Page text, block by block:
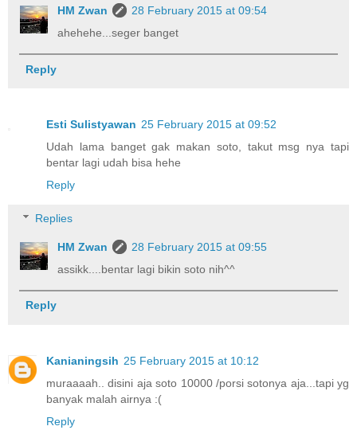
HM Zwan
28 February 2015 at 09:54
ahehehe...seger banget
Reply
Esti Sulistyawan 25 February 2015 at 09:52
Udah lama banget gak makan soto, takut msg nya tapi
bentar lagi udah bisa hehe
Reply
Replies
HM Zwan
28 February 2015 at 09:55
assikk....bentar lagi bikin soto nih^^
Reply
Kanianingsih 25 February 2015 at 10:12
muraaaah.. disini aja soto 10000 /porsi sotonya aja...tapi yg
banyak malah airnya :(
Reply